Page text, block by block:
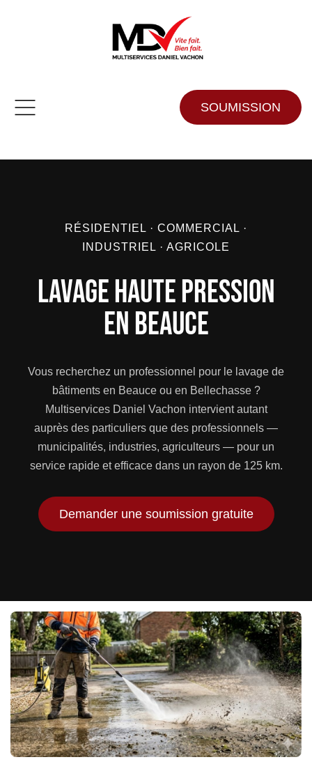
SOUMISSION
RÉSIDENTIEL · COMMERCIAL ·
INDUSTRIEL · AGRICOLE
Lavage haute pression
en Beauce
Vous recherchez un professionnel pour le lavage de
bâtiments en Beauce ou en Bellechasse ?
Multiservices Daniel Vachon intervient autant
auprès des particuliers que des professionnels —
municipalités, industries, agriculteurs — pour un
service rapide et efficace dans un rayon de 125 km.
Demander une soumission gratuite